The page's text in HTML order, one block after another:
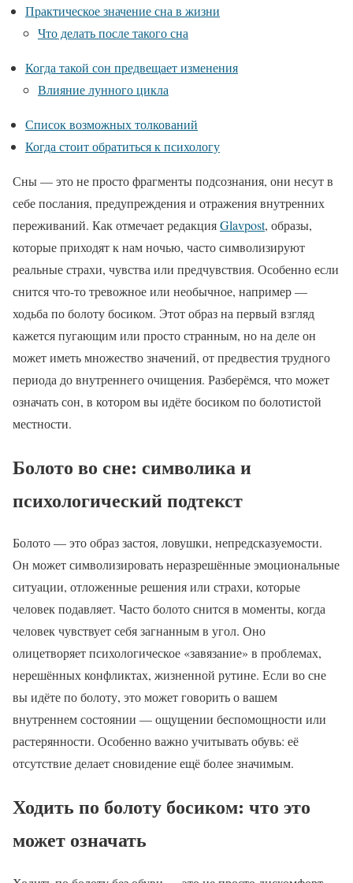
Практическое значение сна в жизни
Что делать после такого сна
Когда такой сон предвещает изменения
Влияние лунного цикла
Список возможных толкований
Когда стоит обратиться к психологу
Сны — это не просто фрагменты подсознания, они несут в
себе послания, предупреждения и отражения внутренних
переживаний. Как отмечает редакцияGlavpost, образы,
которые приходят к нам ночью, часто символизируют
реальные страхи, чувства или предчувствия. Особенно если
снится что-то тревожное или необычное, например —
ходьба по болоту босиком. Этот образ на первый взгляд
кажется пугающим или просто странным, но на деле он
может иметь множество значений, от предвестия трудного
периода до внутреннего очищения. Разберёмся, что может
означать сон, в котором вы идёте босиком по болотистой
местности.
Болото во сне: символика и
психологический подтекст
Болото — это образ застоя, ловушки, непредсказуемости.
Он может символизировать неразрешённые эмоциональные
ситуации, отложенные решения или страхи, которые
человек подавляет. Часто болото снится в моменты, когда
человек чувствует себя загнанным в угол. Оно
олицетворяет психологическое «завязание» в проблемах,
нерешённых конфликтах, жизненной рутине. Если во сне
вы идёте по болоту, это может говорить о вашем
внутреннем состоянии — ощущении беспомощности или
растерянности. Особенно важно учитывать обувь: её
отсутствие делает сновидение ещё более значимым.
Ходить по болоту босиком: что это
может означать